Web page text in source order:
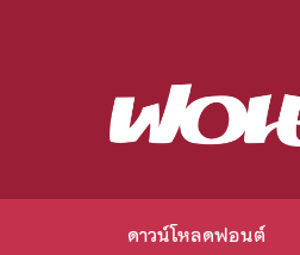
ดาวน์โหลดฟอนต์